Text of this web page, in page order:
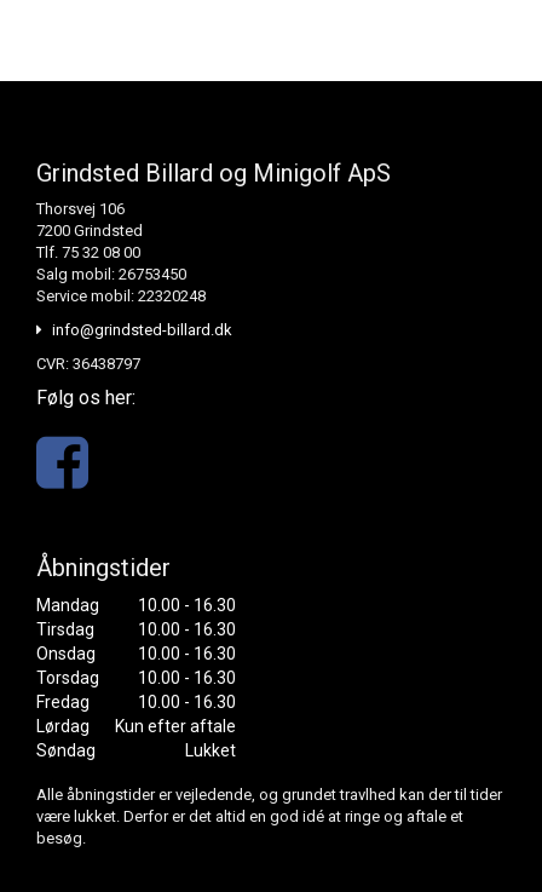
Grindsted Billard og Minigolf ApS
Thorsvej 106
7200 Grindsted
Tlf. 75 32 08 00
Salg mobil: 26753450
Service mobil: 22320248
info@grindsted-billard.dk
CVR: 36438797
Følg os her:
Åbningstider
Mandag
10.00 - 16.30
Tirsdag
10.00 - 16.30
Onsdag
10.00 - 16.30
Torsdag
10.00 - 16.30
Fredag
10.00 - 16.30
Lørdag
Kun efter aftale
Søndag
Lukket
Alle åbningstider er vejledende, og grundet travlhed kan der til tider
være lukket. Derfor er det altid en god idé at ringe og aftale et
besøg.